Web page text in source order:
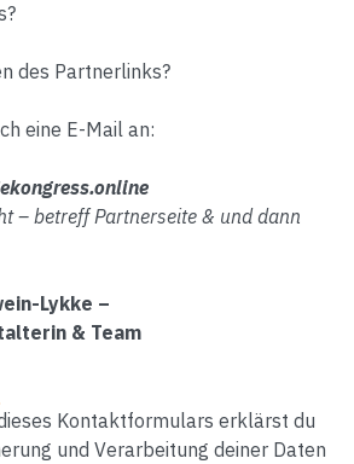
des Partnerlinks?
eine E-Mail an:
– betreff Partnerseite & und dann
Lykke –
& Team
Kontaktformulars erklärst du
und Verarbeitung deiner Daten